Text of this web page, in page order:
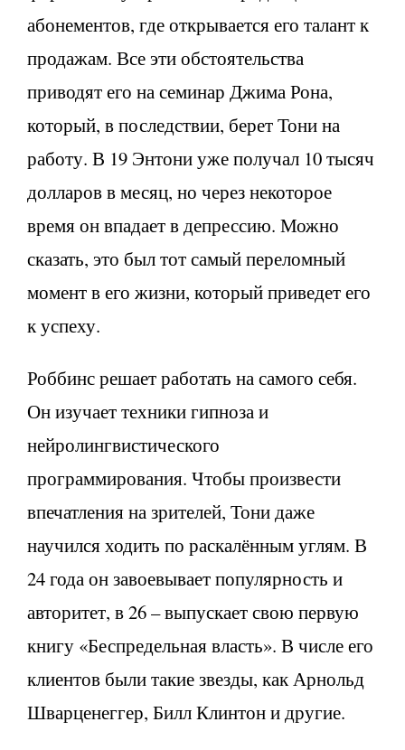
абонементов, где открывается его талант к
продажам. Все эти обстоятельства
приводят его на семинар Джима Рона,
который, в последствии, берет Тони на
работу. В 19 Энтони уже получал 10 тысяч
долларов в месяц, но через некоторое
время он впадает в депрессию. Можно
сказать, это был тот самый переломный
момент в его жизни, который приведет его
к успеху.
Роббинс решает работать на самого себя.
Он изучает техники гипноза и
нейролингвистического
программирования. Чтобы произвести
впечатления на зрителей, Тони даже
научился ходить по раскалённым углям. В
24 года он завоевывает популярность и
авторитет, в 26 – выпускает свою первую
книгу «Беспредельная власть». В числе его
клиентов были такие звезды, как Арнольд
Шварценеггер, Билл Клинтон и другие.